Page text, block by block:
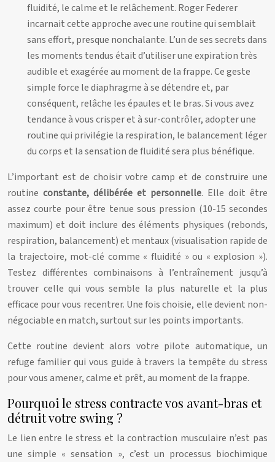
fluidité, le calme et le relâchement. Roger Federer
incarnait cette approche avec une routine qui semblait
sans effort, presque nonchalante. L’un de ses secrets dans
les moments tendus était d’utiliser une expiration très
audible et exagérée au moment de la frappe. Ce geste
simple force le diaphragme à se détendre et, par
conséquent, relâche les épaules et le bras. Si vous avez
tendance à vous crisper et à sur-contrôler, adopter une
routine qui privilégie la respiration, le balancement léger
du corps et la sensation de fluidité sera plus bénéfique.
L’important est de choisir votre camp et de construire une
routine constante, délibérée et personnelle. Elle doit être
assez courte pour être tenue sous pression (10-15 secondes
maximum) et doit inclure des éléments physiques (rebonds,
respiration, balancement) et mentaux (visualisation rapide de
la trajectoire, mot-clé comme « fluidité » ou « explosion »).
Testez différentes combinaisons à l’entraînement jusqu’à
trouver celle qui vous semble la plus naturelle et la plus
efficace pour vous recentrer. Une fois choisie, elle devient non-
négociable en match, surtout sur les points importants.
Cette routine devient alors votre pilote automatique, un
refuge familier qui vous guide à travers la tempête du stress
pour vous amener, calme et prêt, au moment de la frappe.
Pourquoi le stress contracte vos avant-bras et
détruit votre swing ?
Le lien entre le stress et la contraction musculaire n’est pas
une simple « sensation », c’est un processus biochimique